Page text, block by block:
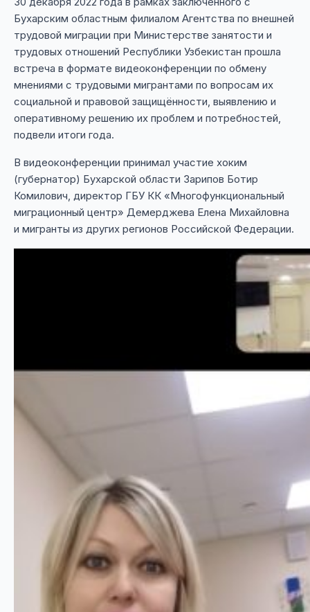
Бухарским областным филиалом Агентства по внешней
трудовой миграции при Министерстве занятости и
трудовых отношений Республики Узбекистан прошла
встреча в формате видеоконференции по обмену
мнениями с трудовыми мигрантами по вопросам их
социальной и правовой защищённости, выявлению и
оперативному решению их проблем и потребностей,
подвели итоги года.
В видеоконференции принимал участие хоким
(губернатор) Бухарской области Зарипов Ботир
Комилович, директор ГБУ КК «Многофункциональный
миграционный центр» Демерджева Елена Михайловна
и мигранты из других регионов Российской Федерации.